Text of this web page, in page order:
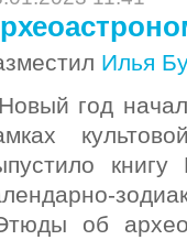
Илья
год
об